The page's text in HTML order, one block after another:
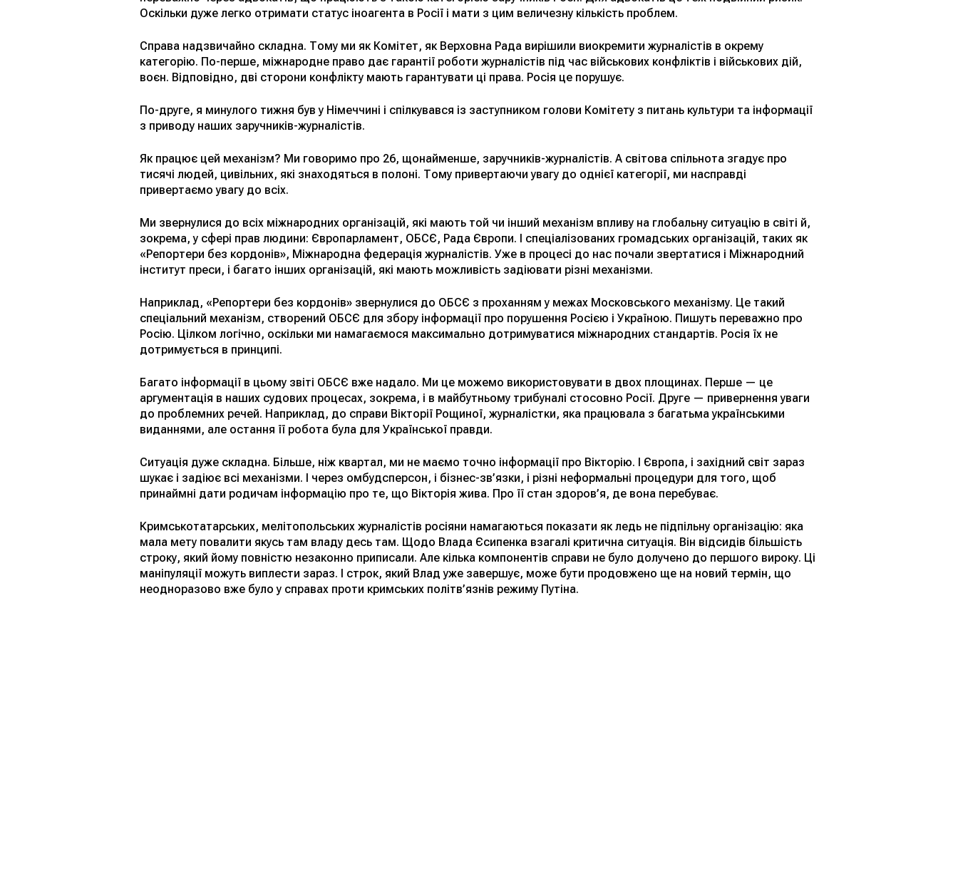
Оскільки дуже легко отримати статус іноагента в Росії і мати з цим величезну кількість проблем.
Справа надзвичайно складна. Тому ми як Комітет, як Верховна Рада вирішили виокремити журналістів в окрему
категорію. По-перше, міжнародне право дає гарантії роботи журналістів під час військових конфліктів і військових дій,
воєн. Відповідно, дві сторони конфлікту мають гарантувати ці права. Росія це порушує.
По-друге, я минулого тижня був у Німеччині і спілкувався із заступником голови Комітету з питань культури та інформації
з приводу наших заручників-журналістів.
Як працює цей механізм? Ми говоримо про 26, щонайменше, заручників-журналістів. А світова спільнота згадує про
тисячі людей, цивільних, які знаходяться в полоні. Тому привертаючи увагу до однієї категорії, ми насправді
привертаємо увагу до всіх.
Ми звернулися до всіх міжнародних організацій, які мають той чи інший механізм впливу на глобальну ситуацію в світі й,
зокрема, у сфері прав людини: Європарламент, ОБСЄ, Рада Європи. І спеціалізованих громадських організацій, таких як
«Репортери без кордонів», Міжнародна федерація журналістів. Уже в процесі до нас почали звертатися і Міжнародний
інститут преси, і багато інших організацій, які мають можливість задіювати різні механізми.
Наприклад, «Репортери без кордонів» звернулися до ОБСЄ з проханням у межах Московського механізму. Це такий
спеціальний механізм, створений ОБСЄ для збору інформації про порушення Росією і Україною. Пишуть переважно про
Росію. Цілком логічно, оскільки ми намагаємося максимально дотримуватися міжнародних стандартів. Росія їх не
дотримується в принципі.
Багато інформації в цьому звіті ОБСЄ вже надало. Ми це можемо використовувати в двох площинах. Перше — це
аргументація в наших судових процесах, зокрема, і в майбутньому трибуналі стосовно Росії. Друге — привернення уваги
до проблемних речей. Наприклад, до справи Вікторії Рощиної, журналістки, яка працювала з багатьма українськими
виданнями, але остання її робота була для Української правди.
Ситуація дуже складна. Більше, ніж квартал, ми не маємо точно інформації про Вікторію. І Європа, і західний світ зараз
шукає і задіює всі механізми. І через омбудсперсон, і бізнес-зв’язки, і різні неформальні процедури для того, щоб
принаймні дати родичам інформацію про те, що Вікторія жива. Про її стан здоров’я, де вона перебуває.
Кримськотатарських, мелітопольських журналістів росіяни намагаються показати як ледь не підпільну організацію: яка
мала мету повалити якусь там владу десь там. Щодо Влада Єсипенка взагалі критична ситуація. Він відсидів більшість
строку, який йому повністю незаконно приписали. Але кілька компонентів справи не було долучено до першого вироку. Ці
маніпуляції можуть виплести зараз. І строк, який Влад уже завершує, може бути продовжено ще на новий термін, що
неодноразово вже було у справах проти кримських політв’язнів режиму Путіна.